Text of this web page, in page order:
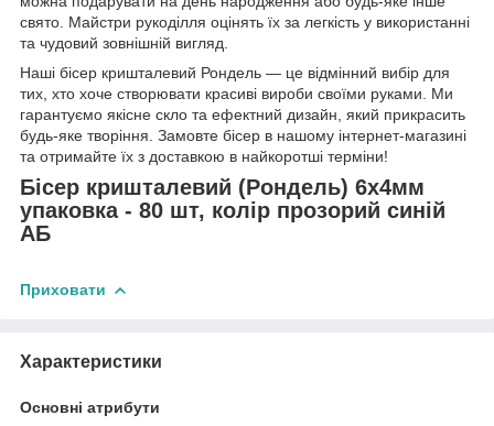
свято. Майстри рукоділля оцінять їх за легкість у використанні
та чудовий зовнішній вигляд.
Наші бісер кришталевий Рондель — це відмінний вибір для
тих, хто хоче створювати красиві вироби своїми руками. Ми
гарантуємо якісне скло та ефектний дизайн, який прикрасить
будь-яке творіння. Замовте бісер в нашому інтернет-магазині
та отримайте їх з доставкою в найкоротші терміни!
Бісер кришталевий (Рондель) 6х4мм
упаковка - 80 шт, колір прозорий синій
АБ
Приховати
Характеристики
Основні атрибути